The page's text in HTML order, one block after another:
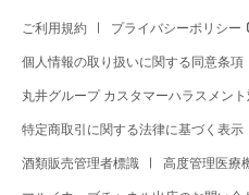
ご利用規約 プライバシーポリシー
個人情報の取り扱いに関する同意条項
丸井グループ カスタマーハラスメン
特定商取引に関する法律に基づく表示
酒類販売管理者標識 高度管理医療